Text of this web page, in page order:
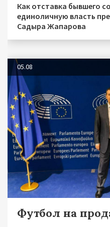
Как отставка бывшего
единоличную власть
Садыра Жапарова
05.08
Футбол на